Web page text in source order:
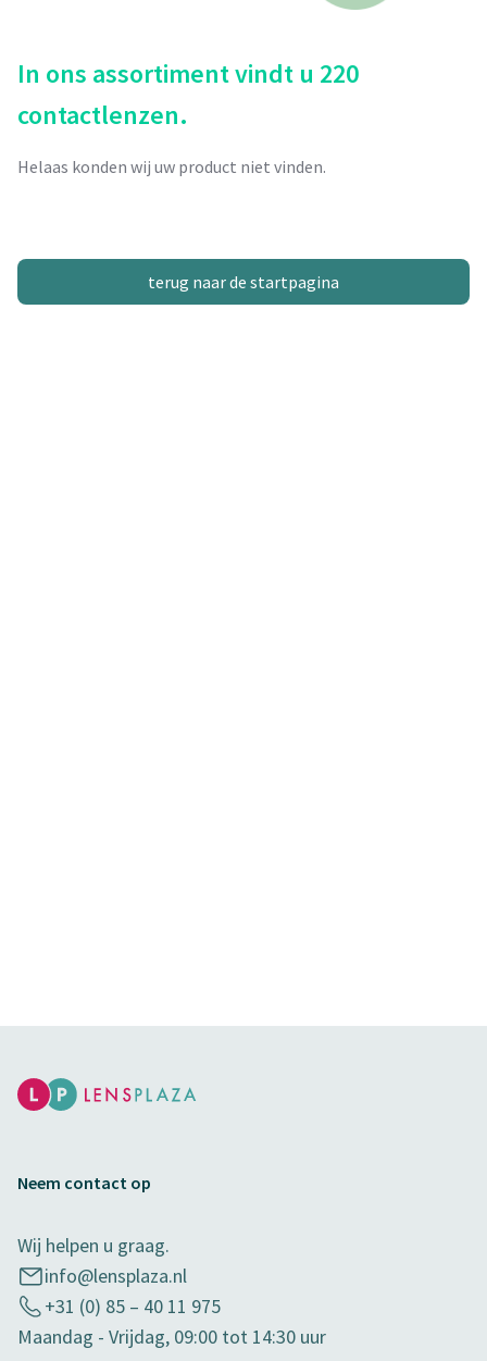
In ons assortiment vindt u 220
contactlenzen.
Helaas konden wij uw product niet vinden.
terug naar de startpagina
Neem contact op
Wij helpen u graag.
info@lensplaza.nl
+31 (0) 85 – 40 11 975
Maandag - Vrijdag, 09:00 tot 14:30 uur